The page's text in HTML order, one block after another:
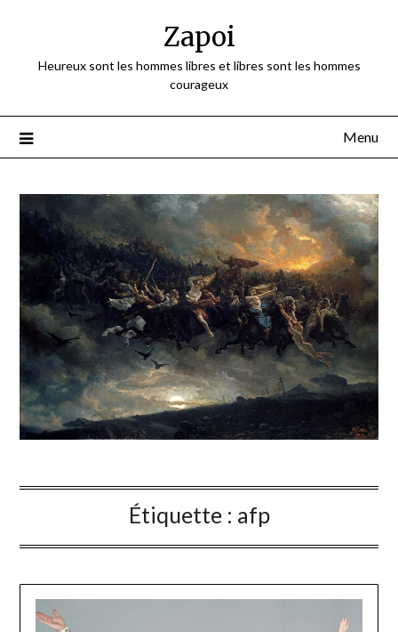
Zapoi
Heureux sont les hommes libres et libres sont les hommes
courageux
Menu
Étiquette : afp